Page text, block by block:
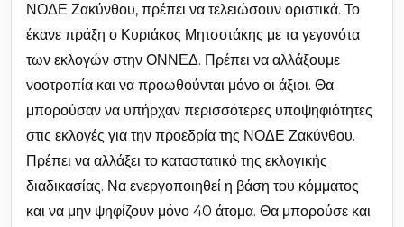
ΝΟΔΕ Ζακύνθου, πρέπει να τελειώσουν οριστικά. Το
έκανε πράξη ο Κυριάκος Μητσοτάκης με τα γεγονότα
των εκλογών στην ΟΝΝΕΔ. Πρέπει να αλλάξουμε
νοοτροπία και να προωθούνται μόνο οι άξιοι. Θα
μπορούσαν να υπήρχαν περισσότερες υποψηφιότητες
στις εκλογές για την προεδρία της ΝΟΔΕ Ζακύνθου.
Πρέπει να αλλάξει το καταστατικό της εκλογικής
διαδικασίας. Να ενεργοποιηθεί η βάση του κόμματος
και να μην ψηφίζουν μόνο 40 άτομα. Θα μπορούσε και